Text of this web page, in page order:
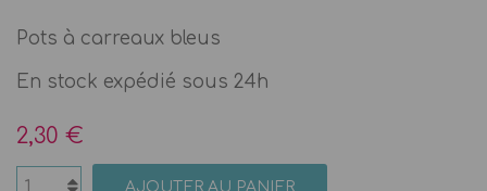
Pots à carreaux bleus
En stock expédié sous 24h
2,30 €
AJOUTER AU PANIER